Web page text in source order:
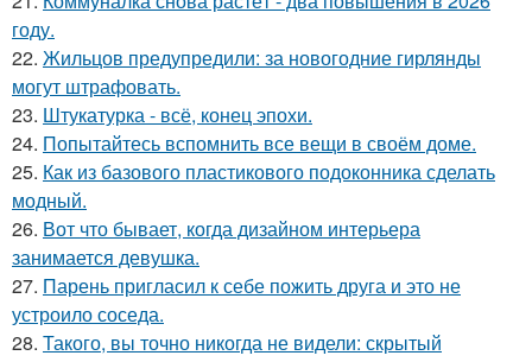
году.
22. Жильцов предупредили: за новогодние гирлянды
могут штрафовать.
23. Штукатурка - всё, конец эпохи.
24. Попытайтесь вспомнить все вещи в своём доме.
25. Как из базового пластикового подоконника сделать
модный.
26. Вот что бывает, когда дизайном интерьера
занимается девушка.
27. Парень пригласил к себе пожить друга и это не
устроило соседа.
28. Такого, вы точно никогда не видели: скрытый